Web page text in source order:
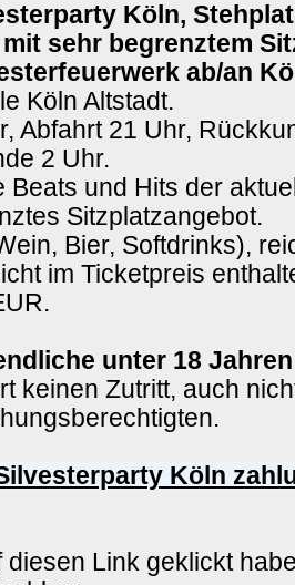
Köln,
sehr begrenztem
ab/an
Köln Altstadt.
Abfahrt 21 Uhr,
2 Uhr.
Beats und Hits der
Sitzplatzangebot.
Bier, Softdrinks),
im Ticketpreis
unter 18 Jahren
keinen Zutritt, auch
Köln
diesen Link geklickt